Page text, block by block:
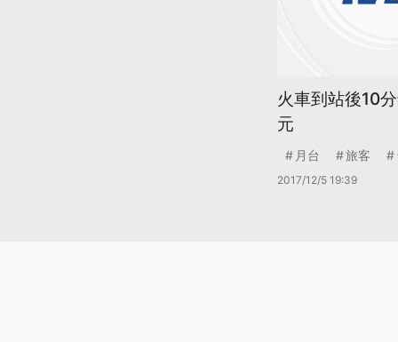
火車到站後10
元
月台 旅客
2017/12/5 19:39